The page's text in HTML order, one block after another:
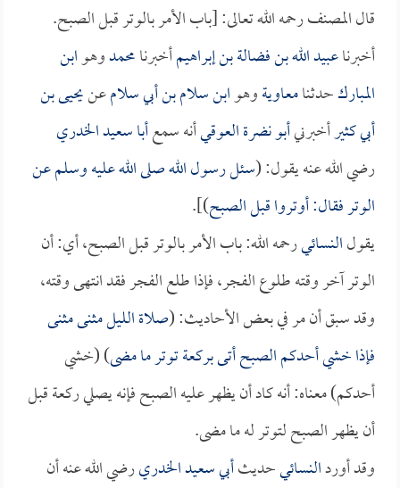
قال المصنف رحمه الله تعالى: [باب الأمر بالوتر قبل الصبح.
أخبرناعبيد الله بن فضالة بن إبراهيمأخبرنامحمدوهوابن
المباركحدثنامعاويةوهوابن سلام بن أبي سلامعنيحيى بن
أبي كثيرأخبرنيأبو نضرة العوقيأنه سمعأبا سعيد الخدري
رضي الله عنه يقول: (سئل رسول الله صلى الله عليه وسلم عن
الوتر فقال: أوتروا قبل الصبح)].
يقولالنسائيرحمه الله: باب الأمر بالوتر قبل الصبح، أي: أن
الوتر آخر وقته طلوع الفجر، فإذا طلع الفجر فقد انتهى وقته،
وقد سبق أن مر في بعض الأحاديث: (صلاة الليل مثنى مثنى
فإذا خشي أحدكم الصبح أتى بركعة توتر ما مضى) (خشي
أحدكم) معناه: أنه كاد أن يظهر عليه الصبح فإنه يصلي ركعة قبل
أن يظهر الصبح لتوتر له ما مضى.
وقد أوردالنسائيحديثأبي سعيد الخدريرضي الله عنه أن